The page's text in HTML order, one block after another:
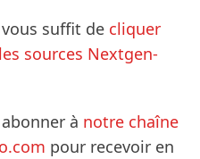
vous suffit de cliquer
sources Nextgen-
à notre chaîne
pour recevoir en